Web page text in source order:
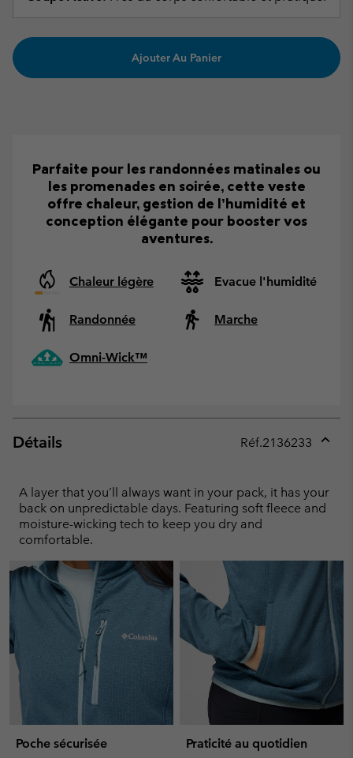
Ajouter Au Panier
Parfaite pour les randonnées matinales ou
les promenades en soirée, cette veste
offre chaleur, gestion de l’humidité et
conception élégante pour booster vos
aventures.
Chaleur légère Evacue l'humidité
Randonnée Marche
Omni-Wick™
Détails Réf.2136233
A layer that you’ll always want in your pack, it has your
back on unpredictable days. Featuring soft fleece and
moisture-wicking tech to keep you dry and
comfortable.
Poche sécurisée
Praticité au quotidien